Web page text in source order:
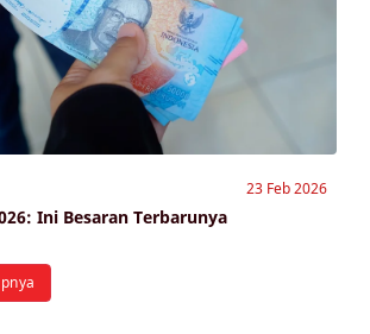
23 Feb 2026
Ini Besaran Terbarunya